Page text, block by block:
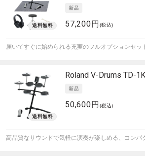
57,200円 (税込)
届いてすぐに始められる充実のフルオプションセッ
Roland V-Drums TD-1K
50,600円 (税込)
高品質なサウンドで気軽に演奏が楽しめる、コンパ